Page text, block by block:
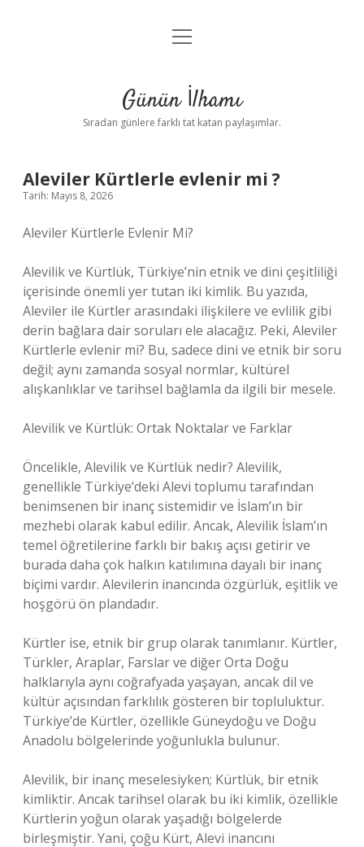
Anasayfa
Yasal Uyarı
menüyü
Günün İlhamı
Sıradan günlere farklı tat katan paylaşımlar.
Aleviler Kürtlerle evlenir mi ?
Tarih: Mayıs 8, 2026
Aleviler Kürtlerle Evlenir Mi?
Alevilik ve Kürtlük, Türkiye’nin etnik ve dini çeşitliliği
içerisinde önemli yer tutan iki kimlik. Bu yazıda,
Aleviler ile Kürtler arasındaki ilişkilere ve evlilik gibi
derin bağlara dair soruları ele alacağız. Peki, Aleviler
Kürtlerle evlenir mi? Bu, sadece dini ve etnik bir soru
değil; aynı zamanda sosyal normlar, kültürel
alışkanlıklar ve tarihsel bağlamla da ilgili bir mesele.
Alevilik ve Kürtlük: Ortak Noktalar ve Farklar
Öncelikle, Alevilik ve Kürtlük nedir? Alevilik,
genellikle Türkiye’deki Alevi toplumu tarafından
benimsenen bir inanç sistemidir ve İslam’ın bir
mezhebi olarak kabul edilir. Ancak, Alevilik İslam’ın
temel öğretilerine farklı bir bakış açısı getirir ve
burada daha çok halkın katılımına dayalı bir inanç
biçimi vardır. Alevilerin inancında özgürlük, eşitlik ve
hoşgörü ön plandadır.
Kürtler ise, etnik bir grup olarak tanımlanır. Kürtler,
Türkler, Araplar, Farslar ve diğer Orta Doğu
halklarıyla aynı coğrafyada yaşayan, ancak dil ve
kültür açısından farklılık gösteren bir topluluktur.
Türkiye’de Kürtler, özellikle Güneydoğu ve Doğu
Anadolu bölgelerinde yoğunlukla bulunur.
Alevilik, bir inanç meselesiyken; Kürtlük, bir etnik
kimliktir. Ancak tarihsel olarak bu iki kimlik, özellikle
Kürtlerin yoğun olarak yaşadığı bölgelerde
birleşmiştir. Yani, çoğu Kürt, Alevi inancını